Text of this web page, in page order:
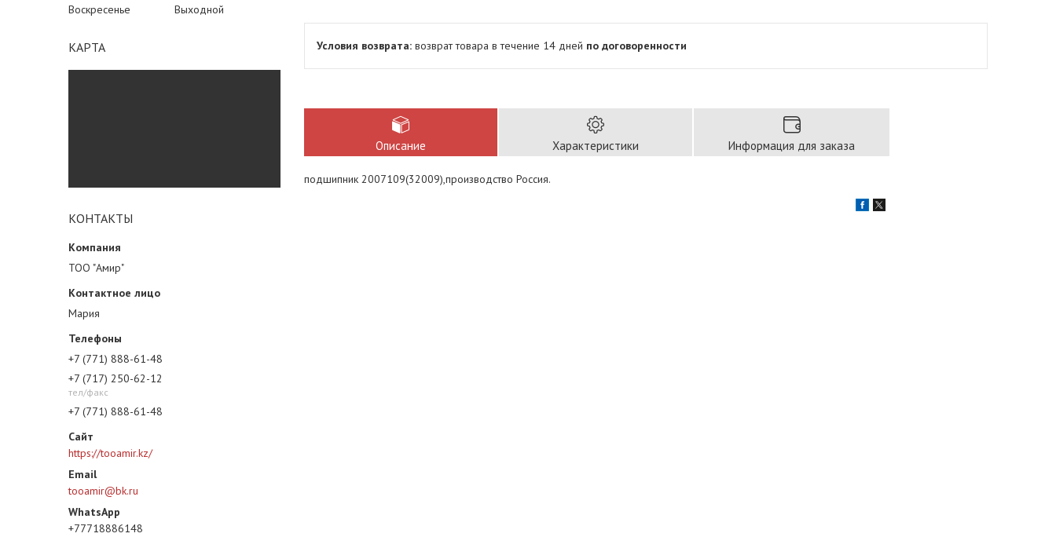
Воскресенье
Выходной
КАРТА
КОНТАКТЫ
ТОО "Амир"
Мария
+7 (771) 888-61-48
+7 (717) 250-62-12
тел/факс
+7 (771) 888-61-48
https://tooamir.kz/
tooamir@bk.ru
+77718886148
возврат товара в течение 14 дней по договоренности
Описание Характеристики Информация для заказа
подшипник 2007109(32009),производство Россия.